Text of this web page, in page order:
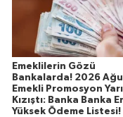
Emeklilerin Gözü
Bankalarda! 2026
Emekli Promosyon
Kızıştı: Banka Banka
Yüksek Ödeme Listesi!